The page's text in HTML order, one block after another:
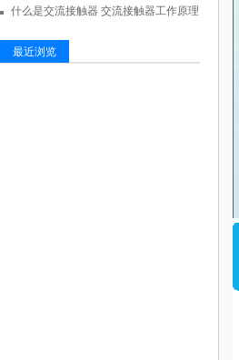
什么是交流接触器 交流接触器工作原理
最近浏览